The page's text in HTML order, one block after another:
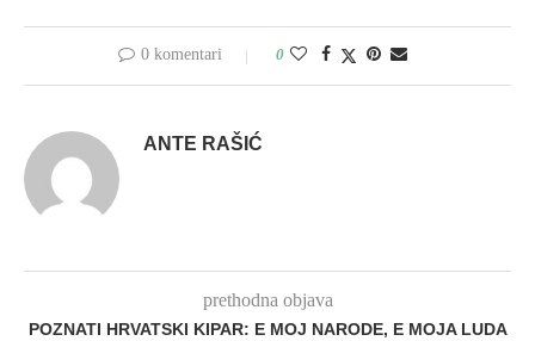
0 komentari 0
ANTE RAŠIĆ
prethodna objava
POZNATI HRVATSKI KIPAR: E MOJ NARODE, E MOJA LUDA